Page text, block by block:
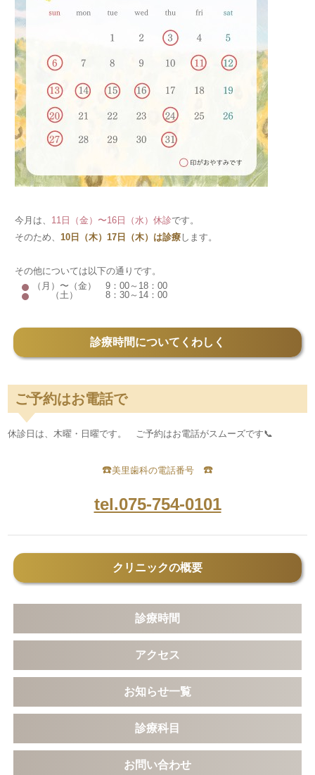
今月は、 11日（金）〜16日（水）休診です。
そのため、 10日（木）17日（木）は診療します。
その他については以下の通りです。
（月）〜（金） 9：00～18：00
（土） 8：30～14：00
診療時間についてくわしく
ご予約はお電話で
休診日は、木曜・日曜です。 ご予約はお電話がスムーズです📞
☎️美里歯科の電話番号 ☎️
tel.075-754-0101
クリニックの概要
診療時間
アクセス
お知らせ一覧
診療科目
お問い合わせ